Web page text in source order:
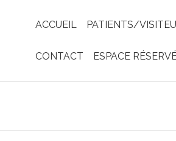
ACCUEIL PATIENTS/
CONTACT ESPACE